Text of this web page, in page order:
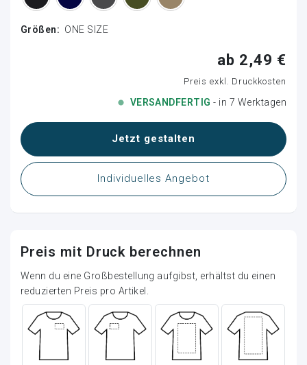
Größen: ONE SIZE
ab 2,49 €
Preis exkl. Druckkosten
Loading...
VERSANDFERTIG - in 7 Werktagen
Jetzt gestalten
Individuelles Angebot
Preis mit Druck berechnen
Wenn du eine Großbestellung aufgibst, erhältst du einen
reduzierten Preis pro Artikel.